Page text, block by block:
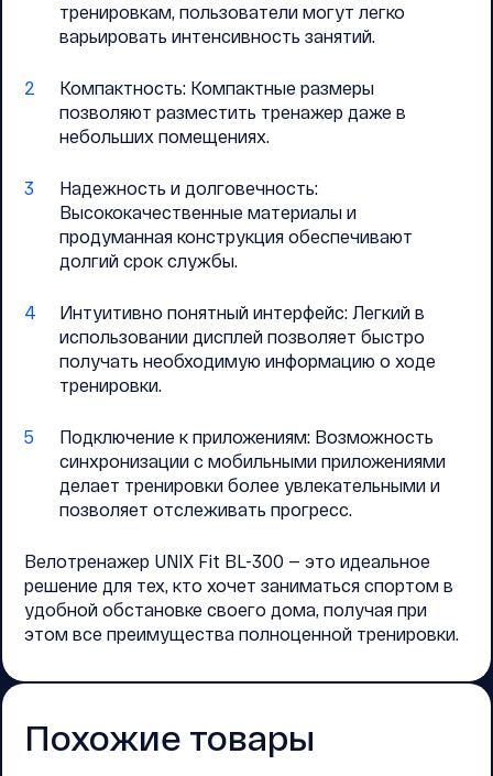
тренировкам, пользователи могут легко
варьировать интенсивность занятий.
Компактность: Компактные размеры
позволяют разместить тренажер даже в
небольших помещениях.
Надежность и долговечность:
Высококачественные материалы и
продуманная конструкция обеспечивают
долгий срок службы.
Интуитивно понятный интерфейс: Легкий в
использовании дисплей позволяет быстро
получать необходимую информацию о ходе
тренировки.
Подключение к приложениям: Возможность
синхронизации с мобильными приложениями
делает тренировки более увлекательными и
позволяет отслеживать прогресс.
Велотренажер UNIX Fit BL-300 — это идеальное
решение для тех, кто хочет заниматься спортом в
удобной обстановке своего дома, получая при
этом все преимущества полноценной тренировки.
Похожие товары